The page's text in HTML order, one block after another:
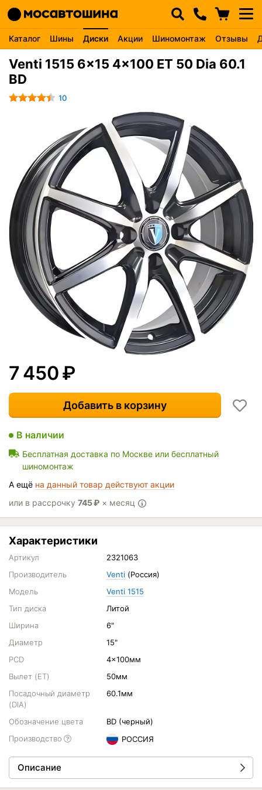
Каталог Шины Диски Акции Шиномонтаж Отзывы
Venti 1515 6x15 4x100 ET 50 Dia 60.1
BD
10
7 450₽
Добавить в корзину
В наличии
Бесплатная доставка по Москве или бесплатный
шиномонтаж
А ещё на данный товар действуют акции
или в рассрочку 745₽ × месяц
Характеристики
Артикул
2321063
Производитель
Venti (Россия)
Модель
Venti 1515
Тип диска
Литой
Ширина
6"
Диаметр
15"
PCD
4x100мм
Вылет (ET)
50мм
Посадочный диаметр
(DIA)
60.1мм
Обозначение цвета
BD (черный)
Производство
РОССИЯ
Описание